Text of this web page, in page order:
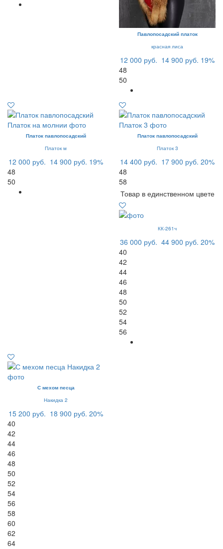
Павлопосадский платок
красная лиса
12 000 руб. 14 900 руб. 19%
48
50
Платок павлопосадский
Платок м
12 000 руб. 14 900 руб. 19%
48
50
Платок павлопосадский
Платок 3
14 400 руб. 17 900 руб. 20%
48
58
Товар в единственном цвете
КК-261ч
36 000 руб. 44 900 руб. 20%
40
42
44
46
48
50
52
54
56
С мехом песца
Накидка 2
15 200 руб. 18 900 руб. 20%
40
42
44
46
48
50
52
54
56
58
60
62
64